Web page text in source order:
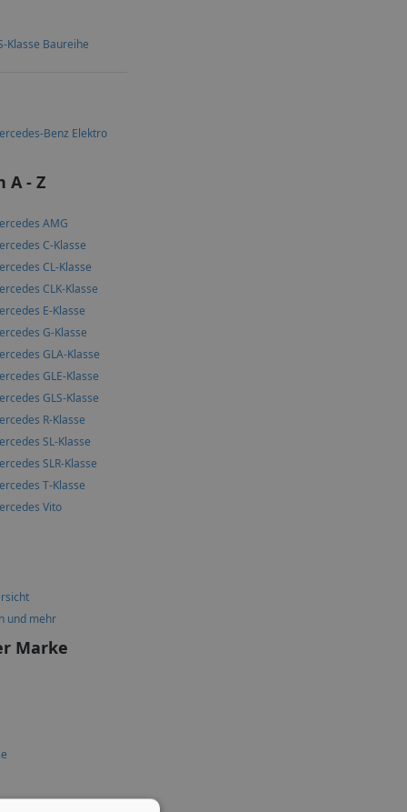
Klasse Baureihe
Benz Elektro
A - Z
AMG
C-Klasse
CL-Klasse
CLK-Klasse
E-Klasse
G-Klasse
GLA-Klasse
GLE-Klasse
GLS-Klasse
R-Klasse
SL-Klasse
SLR-Klasse
T-Klasse
Vito
und mehr
Marke